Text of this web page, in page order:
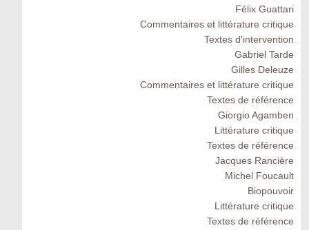
Félix Guattari
Commentaires et littérature critique
Textes d'intervention
Gabriel Tarde
Gilles Deleuze
Commentaires et littérature critique
Textes de référence
Giorgio Agamben
Littérature critique
Textes de référence
Jacques Rancière
Michel Foucault
Biopouvoir
Littérature critique
Textes de référence